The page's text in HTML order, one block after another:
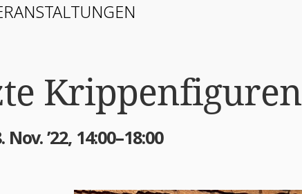
Krippenfiguren
Nov. ’22, 14:00–18:00